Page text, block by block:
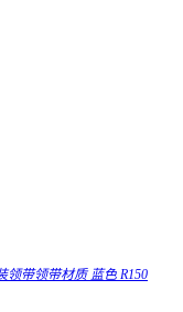
领带领带材质 蓝色 R150